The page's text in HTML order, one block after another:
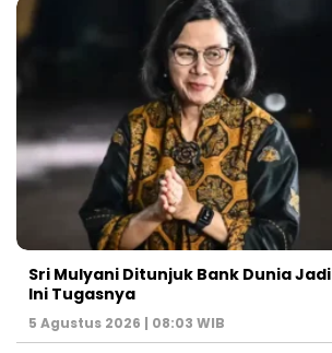
Sri Mulyani Ditunjuk Bank Dunia
Ini Tugasnya
5 Agustus 2026 | 08:03 WIB